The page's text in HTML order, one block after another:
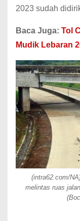
2023 sudah
Baca Juga: Tol
Mudik Lebaran
(intra62.com/
melintas ruas